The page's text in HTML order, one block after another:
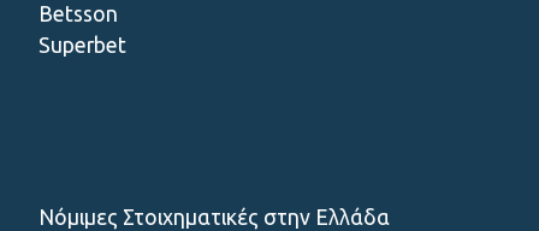
Betsson
Superbet
Νόμιμες Στοιχηματικές στην Ελλάδα